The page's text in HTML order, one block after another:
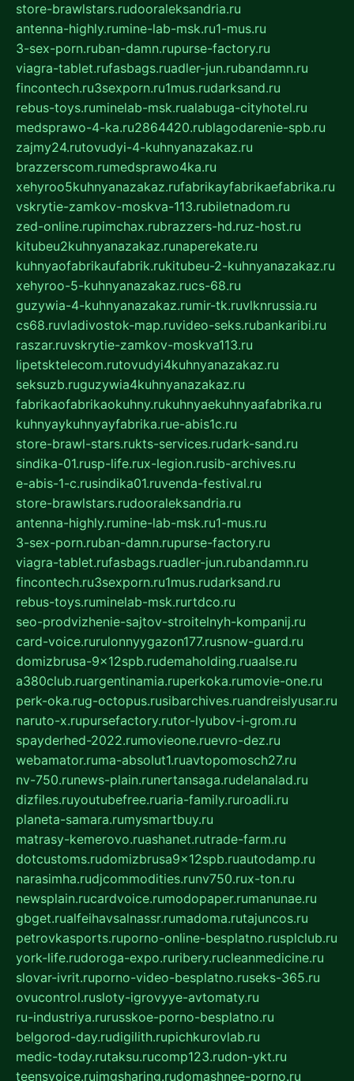
store-brawlstars.rudooraleksandria.ru
antenna-highly.rumine-lab-msk.ru1-mus.ru
3-sex-porn.ruban-damn.rupurse-factory.ru
viagra-tablet.rufasbags.ruadler-jun.rubandamn.ru
fincontech.ru3sexporn.ru1mus.rudarksand.ru
rebus-toys.ruminelab-msk.rualabuga-cityhotel.ru
medsprawo-4-ka.ru2864420.rublagodarenie-spb.ru
zajmy24.rutovudyi-4-kuhnyanazakaz.ru
brazzerscom.rumedsprawo4ka.ru
xehyroo5kuhnyanazakaz.rufabrikayfabrikaefabrika.ru
vskrytie-zamkov-moskva-113.rubiletnadom.ru
zed-online.rupimchax.rubrazzers-hd.ruz-host.ru
kitubeu2kuhnyanazakaz.runaperekate.ru
kuhnyaofabrikaufabrik.rukitubeu-2-kuhnyanazakaz.ru
xehyroo-5-kuhnyanazakaz.rucs-68.ru
guzywia-4-kuhnyanazakaz.rumir-tk.ruvlknrussia.ru
cs68.ruvladivostok-map.ruvideo-seks.rubankaribi.ru
raszar.ruvskrytie-zamkov-moskva113.ru
lipetsktelecom.rutovudyi4kuhnyanazakaz.ru
seksuzb.ruguzywia4kuhnyanazakaz.ru
fabrikaofabrikaokuhny.rukuhnyaekuhnyaafabrika.ru
kuhnyaykuhnyayfabrika.rue-abis1c.ru
store-brawl-stars.rukts-services.rudark-sand.ru
sindika-01.rusp-life.rux-legion.rusib-archives.ru
e-abis-1-c.rusindika01.ruvenda-festival.ru
store-brawlstars.rudooraleksandria.ru
antenna-highly.rumine-lab-msk.ru1-mus.ru
3-sex-porn.ruban-damn.rupurse-factory.ru
viagra-tablet.rufasbags.ruadler-jun.rubandamn.ru
fincontech.ru3sexporn.ru1mus.rudarksand.ru
rebus-toys.ruminelab-msk.rurtdco.ru
seo-prodvizhenie-sajtov-stroitelnyh-kompanij.ru
card-voice.rurulonnyygazon177.rusnow-guard.ru
domizbrusa-9x12spb.rudemaholding.ruaalse.ru
a380club.ruargentinamia.ruperkoka.rumovie-one.ru
perk-oka.rug-octopus.rusibarchives.ruandreislyusar.ru
naruto-x.rupursefactory.rutor-lyubov-i-grom.ru
spayderhed-2022.rumovieone.ruevro-dez.ru
webamator.ruma-absolut1.ruavtopomosch27.ru
nv-750.runews-plain.runertansaga.rudelanalad.ru
dizfiles.ruyoutubefree.ruaria-family.ruroadli.ru
planeta-samara.rumysmartbuy.ru
matrasy-kemerovo.ruashanet.rutrade-farm.ru
dotcustoms.rudomizbrusa9x12spb.ruautodamp.ru
narasimha.rudjcommodities.runv750.rux-ton.ru
newsplain.rucardvoice.rumodopaper.rumanunae.ru
gbget.rualfeihavsalnassr.rumadoma.rutajuncos.ru
petrovkasports.ruporno-online-besplatno.rusplclub.ru
york-life.rudoroga-expo.ruribery.rucleanmedicine.ru
slovar-ivrit.ruporno-video-besplatno.ruseks-365.ru
ovucontrol.rusloty-igrovyye-avtomaty.ru
ru-industriya.rurusskoe-porno-besplatno.ru
belgorod-day.rudigilith.rupichkurovlab.ru
medic-today.rutaksu.rucomp123.rudon-ykt.ru
teensvoice.ruimgsharing.rudomashnee-porno.ru